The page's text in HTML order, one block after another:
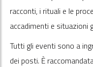
racconti, i rituali e le
accadimenti e situazioni
Tutti gli eventi sono a
dei posti. È